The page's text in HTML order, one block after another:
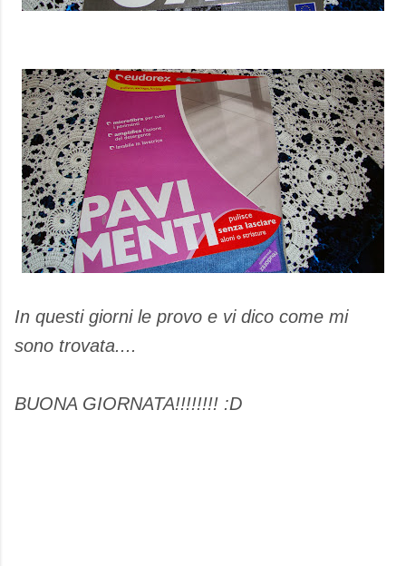
In questi giorni le provo e vi dico come mi
sono trovata....
BUONA GIORNATA!!!!!!!! :D